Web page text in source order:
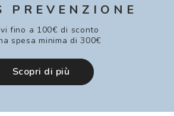
PREVENZIONE
fino a 100€ di sconto
spesa minima di 300€
Scopri di più